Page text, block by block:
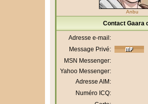
Anbu
Contact Gaara
Adresse e-mail:
Message Privé:
MSN Messenger:
Yahoo Messenger:
Adresse AIM:
Numéro ICQ: